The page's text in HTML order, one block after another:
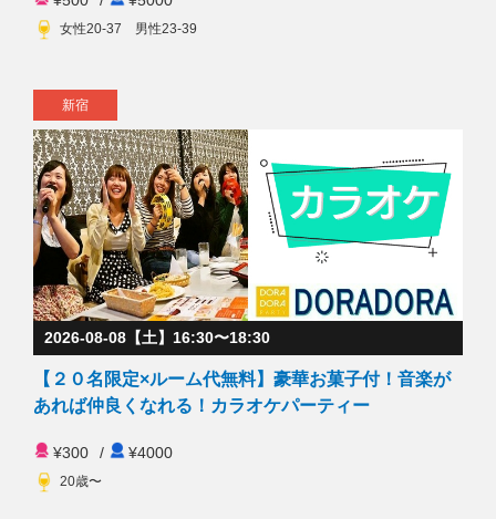
女性20-37 男性23-39
新宿
2026-08-08【土】16:30〜18:30
【２０名限定×ルーム代無料】豪華お菓子付！音楽が
あれば仲良くなれる！カラオケパーティー
¥300 / ¥4000
20歳〜